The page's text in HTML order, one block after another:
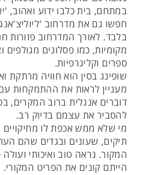
במתחם, בית כלבו ידוע ואהוב,
חפשו גם את מדרחוב
בלבד. לאורך המדרחוב פזורות
מקומיות, כמו פסלונים מגולפים
ספרים וקליגרפיות.
שופינג בסין הוא חוויה מרתקת
מעניין לראות את ההתמקחות
דוברים אנגלית ברוב המקרים,
להסביר את עצמם בדיוק רב.
מי שלא ממש אכפת לו
תיקים, שעונים ובגדים שהם
המקור. נראה טוב ואיכותי
הייתם קונים את הפריט המקורי.